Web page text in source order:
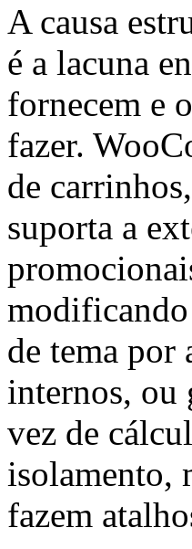
A causa
é a lacuna
fornecem e
fazer.
de
suporta a
de tema por
internos, ou
vez de
isolamento,
fazem